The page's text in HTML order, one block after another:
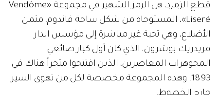
قطع الزمرد، هي الرمز الشهير في مجموعة «Vendôme
Liseré»، المستوحاة من شكل ساحة فاندوم، مثمن
الأضلاع، وهي تحية غير مباشرة إلى مؤسس الدار
فريدريك بوشرون، الذي كان أول كبار صائغي
المجوهرات المعاصرين، الذين افتتحوا متجراً هناك في
1893، وهذه المجموعة مخصصة لكل من تهوى السير